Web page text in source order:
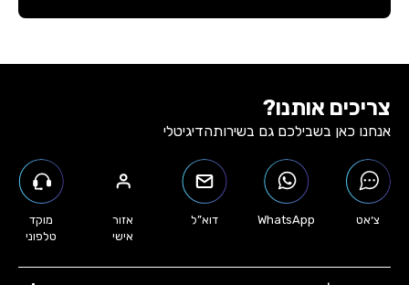
צריכים אותנו?
אנחנו כאן בשבילכם גם בשירותהדיגיטלי
צ׳אט WhatsApp דוא”ל
אזור
אישי
מוקד
טלפוני